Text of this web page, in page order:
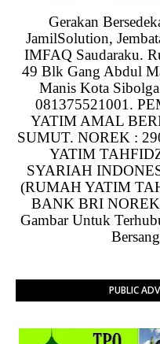
Gerakan
JamilSolution,
IMFAQ Saudaraku.
49 Blk Gang Abdul
Manis Kota
081375521001.
YATIM AMAL
SUMUT. NOREK :
YATIM
SYARIAH
(RUMAH YATIM
BANK BRI
Gambar Untuk
PUBLIC